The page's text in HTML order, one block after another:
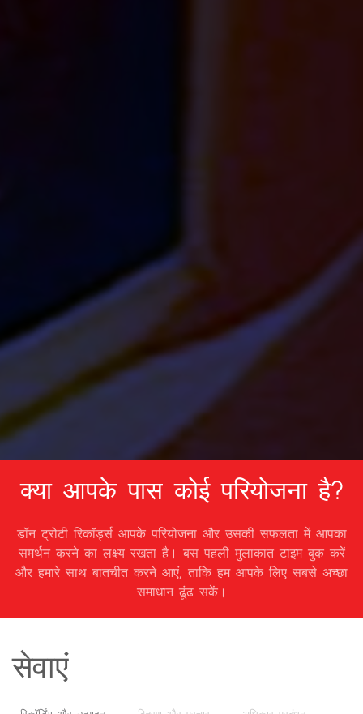
क्या आपके पास कोई परियोजना है?
डॉन ट्रोटी रिकॉर्ड्स आपके परियोजना और उसकी सफलता में आपका
समर्थन करने का लक्ष्य रखता है। बस पहली मुलाकात टाइम बुक करें
और हमारे साथ बातचीत करने आएं, ताकि हम आपके लिए सबसे अच्छा
समाधान ढूंढ सकें।
सेवाएं